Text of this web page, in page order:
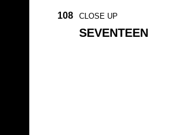
108 CLOSE UP
SEVENTEEN